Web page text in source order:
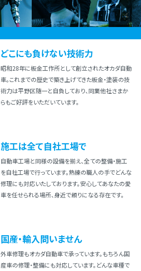
どこにも負けない技術⼒
昭和28年に板⾦⼯作所として創⽴されたオカダ⾃動
⾞。これまでの歴史で築き上げてきた板⾦・塗装の技
術⼒は平野区随⼀と⾃負しており、同業他社さまか
らもご好評をいただいています。
施⼯は全て⾃社⼯場で
⾃動⾞⼯場と同様の設備を揃え、全ての整備・施⼯
を⾃社⼯場で⾏っています。熟練の職⼈の⼿でどんな
修理にも対応いたしております。安⼼してあなたの愛
⾞を任せられる場所、⾝近で頼りになる存在です。
国産・輸⼊問いません
外⾞修理もオカダ⾃動⾞で承っています。もちろん国
産⾞の修理・整備にも対応しています。どんな⾞種で